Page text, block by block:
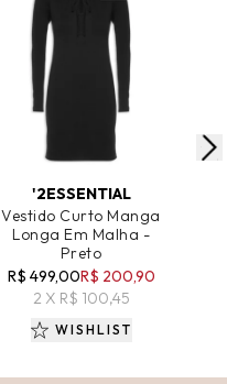
ADICIONAR AO CARRINHO
'2ESSENTIAL
Vestido Curto Manga
Longa Em Malha -
Preto
R$ 499,00R$ 200,90
2 X R$ 100,45
WISHLIST